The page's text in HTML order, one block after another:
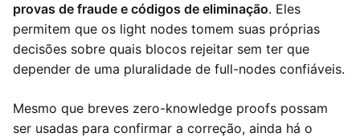
provas de fraude e códigos de eliminação. Eles
permitem que os light nodes tomem suas próprias
decisões sobre quais blocos rejeitar sem ter que
depender de uma pluralidade de full-nodes confiáveis.
Mesmo que breves zero-knowledge proofs possam
ser usadas para confirmar a correção, ainda há o